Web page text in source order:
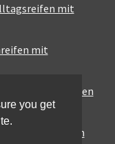
mit
mit
Touring-Reifen
für den urbanen
you get